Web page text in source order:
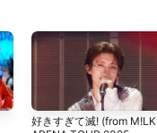
好きすぎて滅! (from M!LK